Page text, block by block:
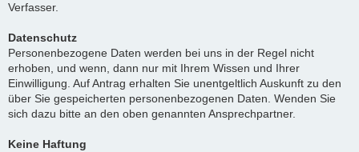
Verfasser.
Datenschutz
Personenbezogene Daten werden bei uns in der Regel nicht
erhoben, und wenn, dann nur mit Ihrem Wissen und Ihrer
Einwilligung. Auf Antrag erhalten Sie unentgeltlich Auskunft zu den
über Sie gespeicherten personenbezogenen Daten. Wenden Sie
sich dazu bitte an den oben genannten Ansprechpartner.
Keine Haftung